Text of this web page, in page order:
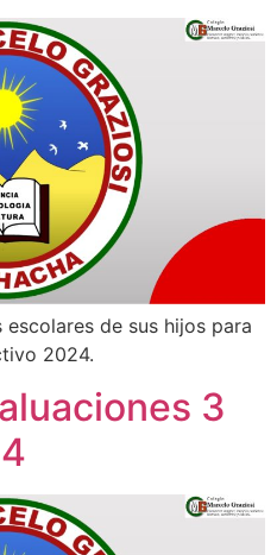
de sus hijos para
2024.
3